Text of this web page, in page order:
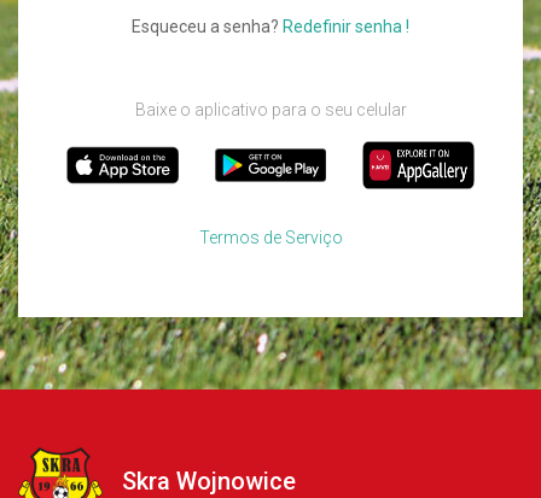
Esqueceu a senha? Redefinir senha !
Baixe o aplicativo para o seu celular
Termos de Serviço
Skra Wojnowice